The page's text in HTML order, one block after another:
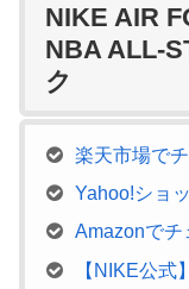
NIKE AIR
NBA ALL-
ク
楽天市場で
Yahoo!ショ
Amazonでチ
【NIKE公式